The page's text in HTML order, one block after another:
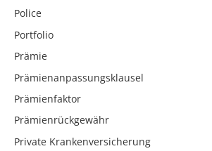
Police
Portfolio
Prämie
Prämienanpassungsklausel
Prämienfaktor
Prämienrückgewähr
Private Krankenversicherung